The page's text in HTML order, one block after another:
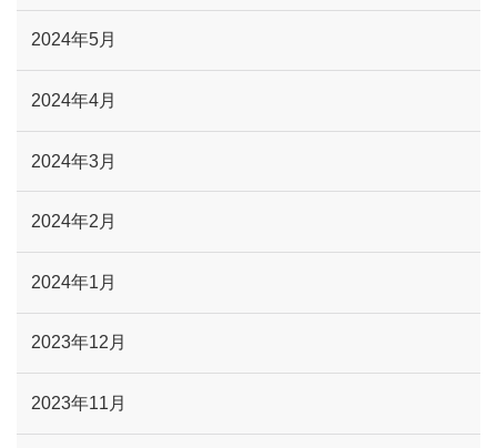
2024年5月
2024年4月
2024年3月
2024年2月
2024年1月
2023年12月
2023年11月